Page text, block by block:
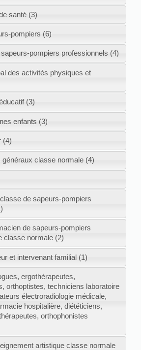
santé (3)
pompiers (6)
pompiers professionnels (4)
des activités physiques et
(3)
enfants (3)
(4)
généraux classe normale (4)
de sapeurs-pompiers
de sapeurs-pompiers
classe normale (2)
et intervenant familial (1)
ergothérapeutes,
orthoptistes, techniciens laboratoire
électroradiologie médicale,
hospitalière, diététiciens,
orthophonistes
artistique classe normale